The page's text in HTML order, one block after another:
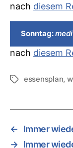
nach diesem
Sonntag:
nach diesem
Schlagwörter
essensplan,
←
Immer
→ Immer